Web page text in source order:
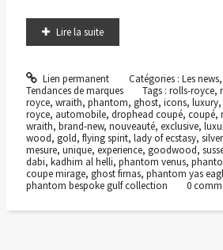
Lire la suite
Lien permanent Catégories : Les news,
Tendances de marques
Tags :rolls-royce,
royce, wraith, phantom, ghost, icons, luxury,
royce, automobile, drophead coupé, coupé,
wraith, brand-new, nouveauté, exclusive,
wood, gold, flying spirit, lady of ecstasy, silver
mesure, unique, experience, goodwood,
dabi, kadhim al helli, phantom venus,
coupe mirage, ghost firnas, phantom yas
phantom bespoke gulf collection
0